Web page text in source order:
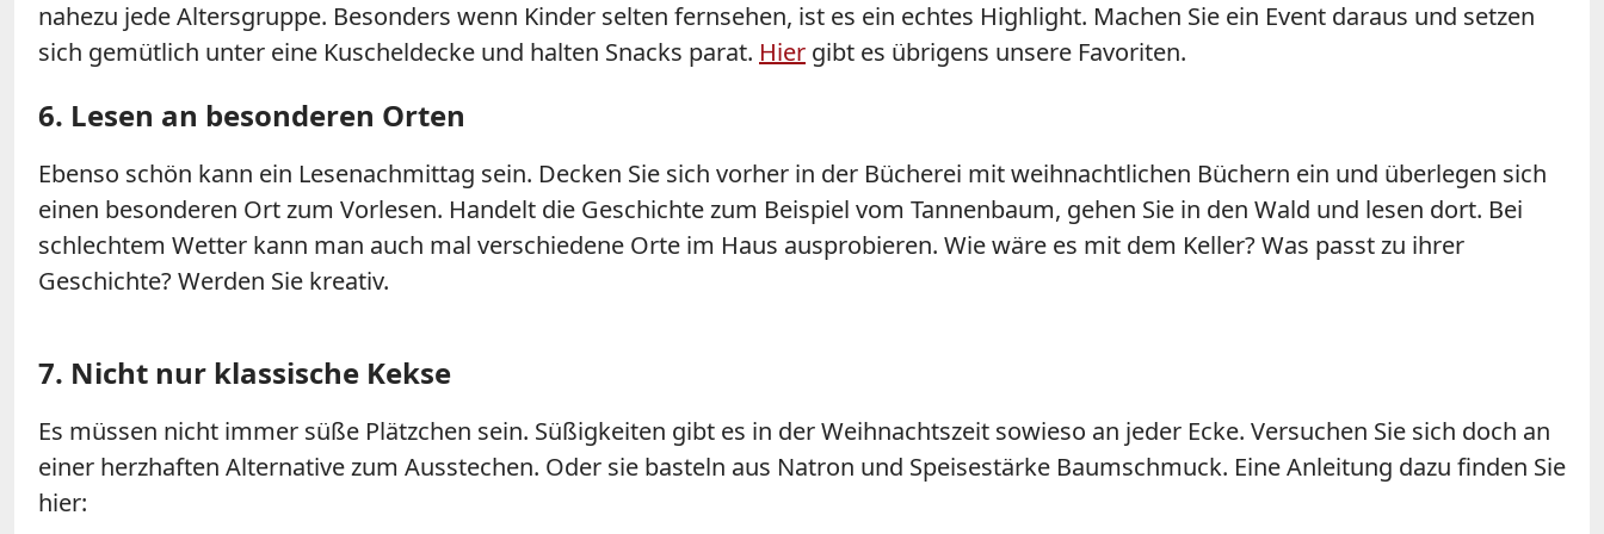
nahezu jede Altersgruppe. Besonders wenn Kinder selten fernsehen, ist es ein echtes Highlight. Machen Sie ein Event daraus und setzen
sich gemütlich unter eine Kuscheldecke und halten Snacks parat. Hier gibt es übrigens unsere Favoriten.
6. Lesen an besonderen Orten
Ebenso schön kann ein Lesenachmittag sein. Decken Sie sich vorher in der Bücherei mit weihnachtlichen Büchern ein und überlegen sich
einen besonderen Ort zum Vorlesen. Handelt die Geschichte zum Beispiel vom Tannenbaum, gehen Sie in den Wald und lesen dort. Bei
schlechtem Wetter kann man auch mal verschiedene Orte im Haus ausprobieren. Wie wäre es mit dem Keller? Was passt zu ihrer
Geschichte? Werden Sie kreativ.
7. Nicht nur klassische Kekse
Es müssen nicht immer süße Plätzchen sein. Süßigkeiten gibt es in der Weihnachtszeit sowieso an jeder Ecke. Versuchen Sie sich doch an
einer herzhaften Alternative zum Ausstechen. Oder sie basteln aus Natron und Speisestärke Baumschmuck. Eine Anleitung dazu finden Sie
hier: